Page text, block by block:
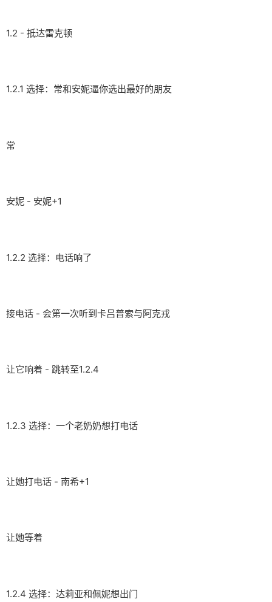
1.2 - 抵达雷克顿
1.2.1 选择：常和安妮逼你选出最好的朋友
常
安妮 - 安妮+1
1.2.2 选择：电话响了
接电话 - 会第一次听到卡吕普索与阿克戎
让它响着 - 跳转至1.2.4
1.2.3 选择：一个老奶奶想打电话
让她打电话 - 南希+1
让她等着
1.2.4 选择：达莉亚和佩妮想出门